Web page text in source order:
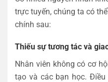
trực tuyến, chúng ta có
chính sau:
Thiếu sự tương tác và
Nhân viên không có cơ
tạo và các bạn học.